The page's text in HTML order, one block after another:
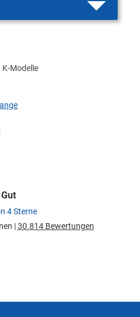
K-Modelle
Gut
|30.814 Bewertungen